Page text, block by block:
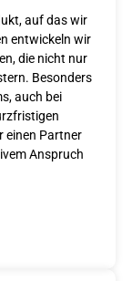
auf das wir
entwickeln wir
die nicht nur
Besonders
auch bei
einen Partner
Anspruch